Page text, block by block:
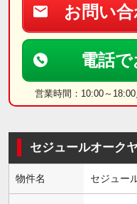
お問い
電話
営業時間：10:00～
セジュールオーク
物件名 セジュー